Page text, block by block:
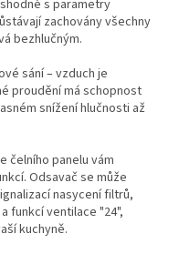
s parametry
zachovány všechny
bezhlučným.
sání – vzduch je
proudění má schopnost
snížení hlučnosti až
čelního panelu vám
Odsavač se může
nasycení filtrů,
funkcí ventilace "24",
kuchyně.